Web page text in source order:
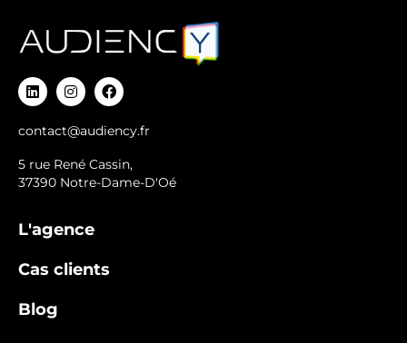
contact@audiency.fr
5 rue René Cassin,
37390 Notre-Dame-D'Oé
L'agence
Cas clients
Blog